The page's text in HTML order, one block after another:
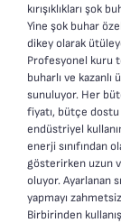
kırışıklıkları
Yine şok buhar
dikey olarak
Profesyonel kuru
buharlı ve kazanlı
sunuluyor. Her
fiyatı, bütçe dostu
endüstriyel
enerji sınıfından
gösterirken uzun
oluyor. Ayarlanan
yapmayı
Birbirinden